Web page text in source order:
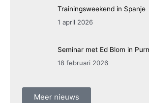
Trainingsweekend in Spanje
1 april 2026
Seminar met Ed Blom in
18 februari 2026
Meer nieuws